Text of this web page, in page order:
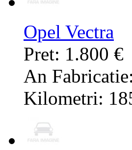
Opel Vectra
Pret: 1.800 €
An
Kilometri: